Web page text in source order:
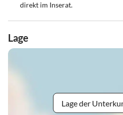
direkt im Inserat.
Lage
Lage der